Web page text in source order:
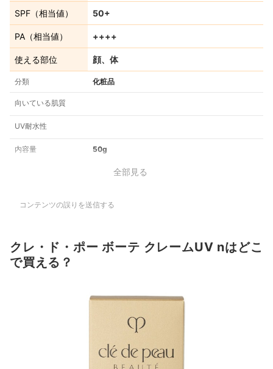
SPF（相当値） 50+
PA（相当値） ++++
使える部位 顔、体
分類 化粧品
向いている肌質
UV耐水性
内容量 50g
全部見る
コンテンツの誤りを送信する
クレ・ド・ポー ボーテ クレームUV nはどこ
で買える？